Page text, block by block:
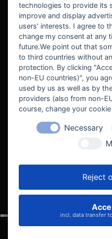
BEKANNT AUS
VELOCITY
technologies to provide its
improve and display
users' interests. I agree to
change my consent at any
future.We point out that
to third countries without
protection. By clicking
non-EU countries)", you
used by us as well as by
providers (also from non-
course, change your
Necessary
Reject
incl. data transfer